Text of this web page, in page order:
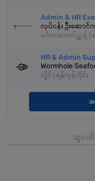
Admin & HR
လုပ်ငန်း ဦးဆောင်
မင်္ဂလာတောင်ညွှန့် |
HR & Admin
Wormhole
လှိုင် | ရန်ကုန်တိုင်း
အ
သူငယ်ခ